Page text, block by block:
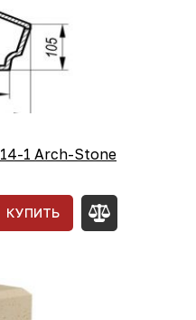
1 Arch-Stone
КУПИТЬ